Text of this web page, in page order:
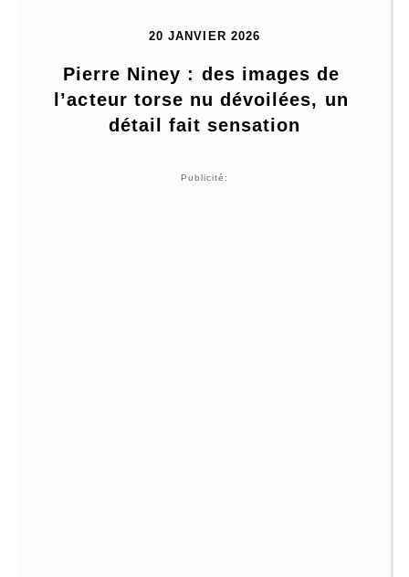
20 JANVIER 2026
Pierre Niney : des images de
l’acteur torse nu dévoilées, un
détail fait sensation
Publicité: